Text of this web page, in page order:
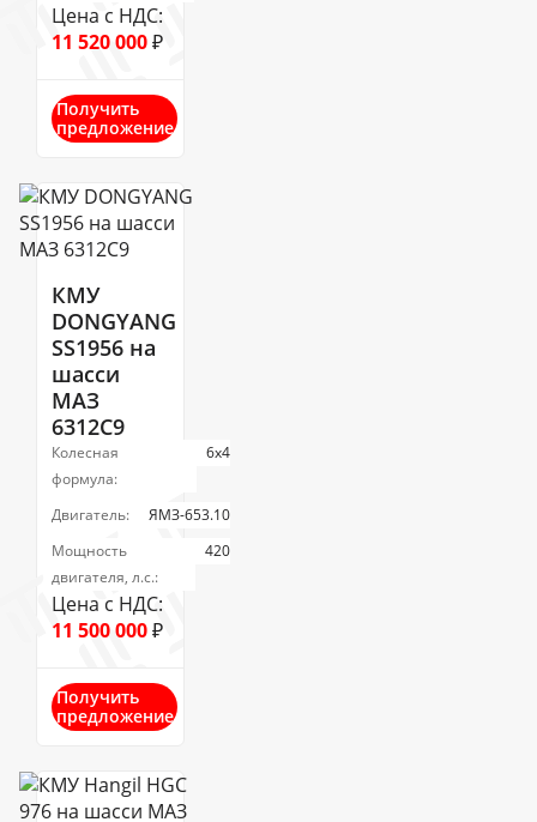
Цена с НДС:
11 520 000₽
Получить
предложение
КМУ
DONGYANG
SS1956 на
шасси
МАЗ
6312C9
Колесная
формула:
6х4
Двигатель:
ЯМЗ-653.10
Мощность
двигателя, л.с.:
420
Цена с НДС:
11 500 000₽
Получить
предложение